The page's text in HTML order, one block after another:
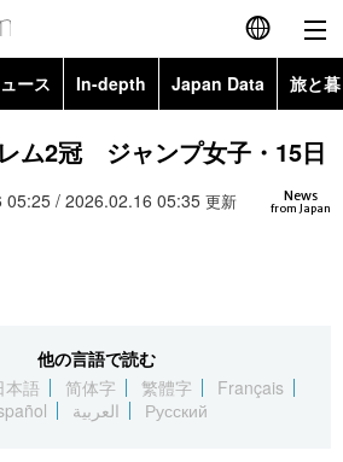
English
简体字
繁體字
العربية
ース In-depth Japan Data 旅と
Topics
Images
お知らせ
ム2冠 ジャンプ女子・15日
News
from Japan
05:25 / 2026.02.16 05:35 更新
他の言語で読む
本語 简体字 繁體字
Français
العربية Русский